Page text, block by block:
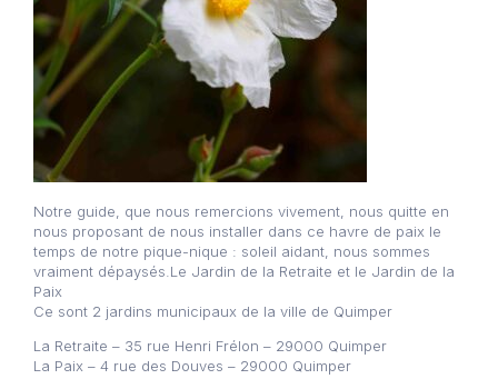
Notre guide, que nous remercions vivement, nous quitte en
nous proposant de nous installer dans ce havre de paix le
temps de notre pique-nique : soleil aidant, nous sommes
vraiment dépaysés.Le Jardin de la Retraite et le Jardin de la
Paix
Ce sont 2 jardins municipaux de la ville de Quimper
La Retraite – 35 rue Henri Frélon – 29000 Quimper
La Paix – 4 rue des Douves – 29000 Quimper